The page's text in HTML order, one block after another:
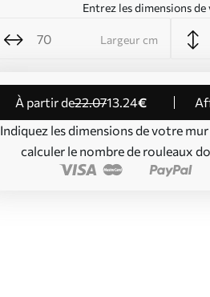
Entrez les dimensions
Largeur cm
à partir de22.0713.24€
Indiquez les dimensions de votre
calculer le nombre de rouleaux